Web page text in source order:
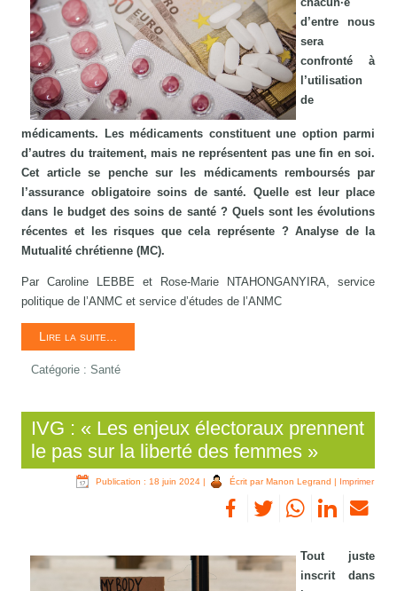
d’entre nous
sera
confronté à
l’utilisation
de
médicaments. Les médicaments constituent une option parmi
d’autres du traitement, mais ne représentent pas une fin en soi.
Cet article se penche sur les médicaments remboursés par
l’assurance obligatoire soins de santé. Quelle est leur place
dans le budget des soins de santé ? Quels sont les évolutions
récentes et les risques que cela représente ? Analyse de la
Mutualité chrétienne (MC).
Par Caroline LEBBE et Rose-Marie NTAHONGANYIRA, service
politique de l’ANMC et service d’études de l’ANMC
Lire la suite...
Catégorie :Santé
IVG : « Les enjeux électoraux prennent
le pas sur la liberté des femmes »
Publication : 18 juin 2024 | Écrit par Manon Legrand| Imprimer
Tout juste
inscrit dans